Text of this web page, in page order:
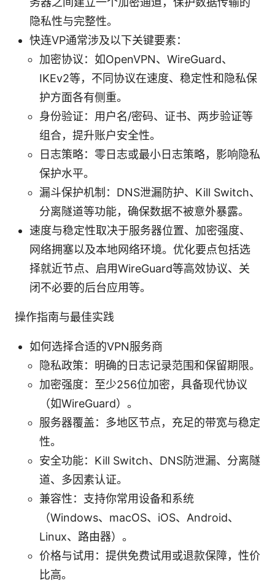
隐私性与完整性。
快连VP通常涉及以下关键要素：
加密协议：如OpenVPN、WireGuard、
IKEv2等，不同协议在速度、稳定性和隐私保
护方面各有侧重。
身份验证：用户名/密码、证书、两步验证等
组合，提升账户安全性。
日志策略：零日志或最小日志策略，影响隐私
保护水平。
漏斗保护机制：DNS泄漏防护、Kill Switch、
分离隧道等功能，确保数据不被意外暴露。
速度与稳定性取决于服务器位置、加密强度、
网络拥塞以及本地网络环境。优化要点包括选
择就近节点、启用WireGuard等高效协议、关
闭不必要的后台应用等。
操作指南与最佳实践
如何选择合适的VPN服务商
隐私政策：明确的日志记录范围和保留期限。
加密强度：至少256位加密，具备现代协议
（如WireGuard）。
服务器覆盖：多地区节点，充足的带宽与稳定
性。
安全功能：Kill Switch、DNS防泄漏、分离隧
道、多因素认证。
兼容性：支持你常用设备和系统
（Windows、macOS、iOS、Android、
Linux、路由器）。
价格与试用：提供免费试用或退款保障，性价
比高。